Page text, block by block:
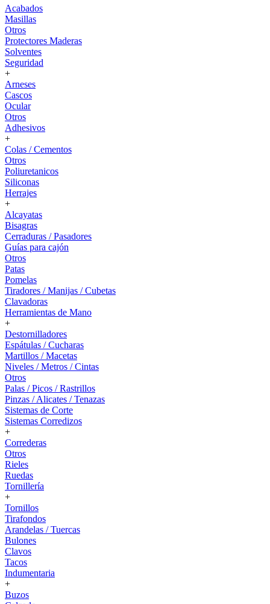
Acabados
Masillas
Otros
Protectores Maderas
Solventes
Seguridad
+
Arneses
Cascos
Ocular
Otros
Adhesivos
+
Colas / Cementos
Otros
Poliuretanicos
Siliconas
Herrajes
+
Alcayatas
Bisagras
Cerraduras / Pasadores
Guías para cajón
Otros
Patas
Pomelas
Tiradores / Manijas / Cubetas
Clavadoras
Herramientas de Mano
+
Destornilladores
Espátulas / Cucharas
Martillos / Macetas
Niveles / Metros / Cintas
Otros
Palas / Picos / Rastrillos
Pinzas / Alicates / Tenazas
Sistemas de Corte
Sistemas Corredizos
+
Correderas
Otros
Rieles
Ruedas
Tornillería
+
Tornillos
Tirafondos
Arandelas / Tuercas
Bulones
Clavos
Tacos
Indumentaria
+
Buzos